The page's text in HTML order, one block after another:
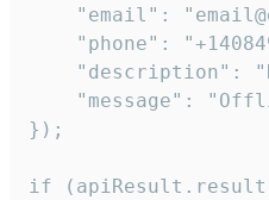
"email":
"phone":
"description":
"message":
});
if